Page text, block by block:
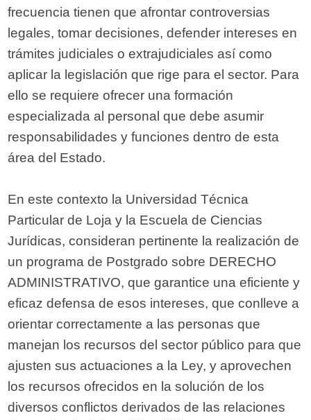
frecuencia tienen que afrontar controversias
legales, tomar decisiones, defender intereses en
trámites judiciales o extrajudiciales así como
aplicar la legislación que rige para el sector. Para
ello se requiere ofrecer una formación
especializada al personal que debe asumir
responsabilidades y funciones dentro de esta
área del Estado.
En este contexto la Universidad Técnica
Particular de Loja y la Escuela de Ciencias
Jurídicas, consideran pertinente la realización de
un programa de Postgrado sobre DERECHO
ADMINISTRATIVO, que garantice una eficiente y
eficaz defensa de esos intereses, que conlleve a
orientar correctamente a las personas que
manejan los recursos del sector público para que
ajusten sus actuaciones a la Ley, y aprovechen
los recursos ofrecidos en la solución de los
diversos conflictos derivados de las relaciones